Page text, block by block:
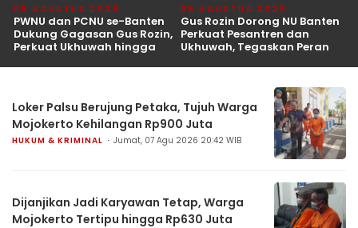
08 AGUSTUS 2026
PWNU dan PCNU se-Banten
Dukung Gagasan Gus Rozin,
Perkuat Ukhuwah hingga
08 AGUSTUS 2026
Gus Rozin Dorong NU Banten
Perkuat Pesantren dan
Ukhuwah, Tegaskan Peran
Loker Palsu Berujung Petaka, Tujuh Warga
Mojokerto Kehilangan Rp900 Juta
HUKUM & KRIMINAL Jumat, 07 Agu 2026 20:42 WIB
Dijanjikan Jadi Karyawan Tetap, Warga
Mojokerto Tertipu hingga Rp630 Juta